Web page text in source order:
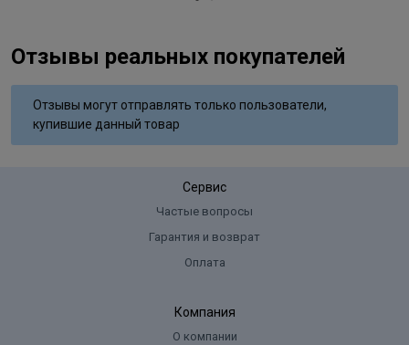
Отзывы реальных покупателей
Отзывы могут отправлять только пользователи,
купившие данный товар
Сервис
Частые вопросы
Гарантия и возврат
Оплата
Компания
О компании